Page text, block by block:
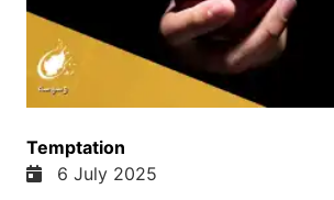
Temptation
6 July 2025